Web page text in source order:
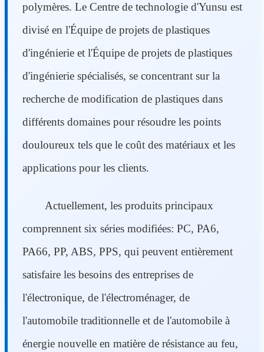
polymères. Le Centre de technologie d'Yunsu est
divisé en l'Équipe de projets de plastiques
d'ingénierie et l'Équipe de projets de plastiques
d'ingénierie spécialisés, se concentrant sur la
recherche de modification de plastiques dans
différents domaines pour résoudre les points
douloureux tels que le coût des matériaux et les
applications pour les clients.
Actuellement, les produits principaux
comprennent six séries modifiées: PC, PA6,
PA66, PP, ABS, PPS, qui peuvent entièrement
satisfaire les besoins des entreprises de
l'électronique, de l'électroménager, de
l'automobile traditionnelle et de l'automobile à
énergie nouvelle en matière de résistance au feu,